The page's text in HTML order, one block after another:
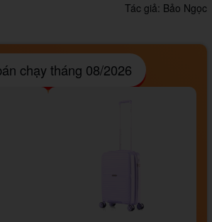
Tác giả: Bảo Ngọc
chạy tháng 08/2026